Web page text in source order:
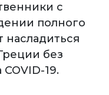
с
полного
насладиться
без
19.